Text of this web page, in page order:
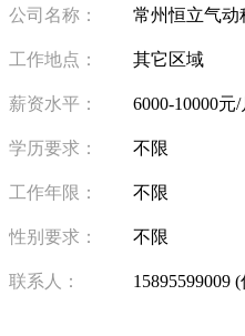
公司名称： 常州恒立气动
工作地点： 其它区域
薪资水平： 6000-10000元/
学历要求： 不限
工作年限： 不限
性别要求： 不限
联系人： 15895599009